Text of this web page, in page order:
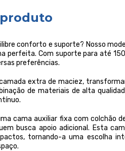
conforto e suporte? Nosso
perfeita. Com suporte para até
preferências.
extra de maciez,
de materiais de alta
cama auxiliar fixa com colchão
busca apoio adicional. Esta
tornando-a uma escolha